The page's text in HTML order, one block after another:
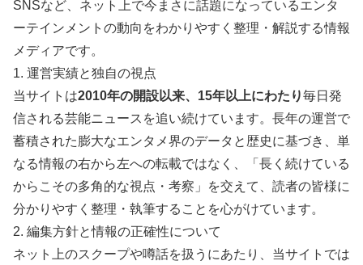
SNSなど、ネット上で今まさに話題になっているエンタ
ーテインメントの動向をわかりやすく整理・解説する情報
メディアです。
1. 運営実績と独自の視点
当サイトは2010年の開設以来、15年以上にわたり毎日発
信される芸能ニュースを追い続けています。長年の運営で
蓄積された膨大なエンタメ界のデータと歴史に基づき、単
なる情報の右から左への転載ではなく、「長く続けている
からこその多角的な視点・考察」を交えて、読者の皆様に
分かりやすく整理・執筆することを心がけています。
2. 編集方針と情報の正確性について
ネット上のスクープや噂話を扱うにあたり、当サイトでは